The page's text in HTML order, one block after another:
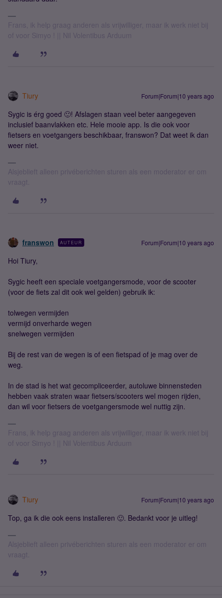
Frans, ik help graag anderen als vrijwilliger, maar ik werk niet bij
of voor Simyo ! || Nil Volentibus Arduum
Tiury Forum|Forum|10 years ago
Sygic is érg goed 🙂! Afslagen staan veel beter aangegeven
inclusief baanvlakken etc. Hele mooie app. Is die ook voor
fietsers en voetgangers beschikbaar, franswon? Dat weet ik dan
weer niet.
Alsjeblieft alleen privéberichten sturen als een moderator er om
vraagt.
franswon AUTEUR Forum|Forum|10 years ago
Hoi Tiury,
Sygic heeft een speciale voetgangersmode, voor de scooter
(voor de fiets zal dit ook wel gelden) gebruik ik:
tolwegen vermijden
vermijd onverharde wegen
snelwegen vermijden
Bij de rest van de wegen is of een fietspad of je mag over de
weg.
In de stad is het wat gecompliceerder, autoluwe binnensteden
hebben vaak straten waar fietsers/scooters wel mogen rijden,
dan wil voor fietsers de voetgangersmode wel nuttig zijn.
Frans, ik help graag anderen als vrijwilliger, maar ik werk niet bij
of voor Simyo ! || Nil Volentibus Arduum
Tiury Forum|Forum|10 years ago
Top, ga ik die ook eens installeren 🙂. Bedankt voor je uitleg!
Alsjeblieft alleen privéberichten sturen als een moderator er om
vraagt.